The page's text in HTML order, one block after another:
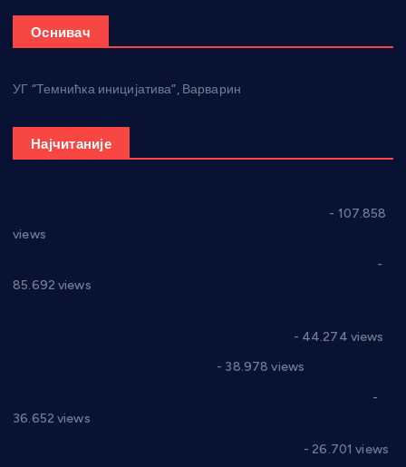
Оснивач
УГ “Темнићка иницијатива”, Варварин
Најчитаније
- 107.858
views
-
85.692 views
- 44.274 views
- 38.978 views
-
36.652 views
- 26.701 views